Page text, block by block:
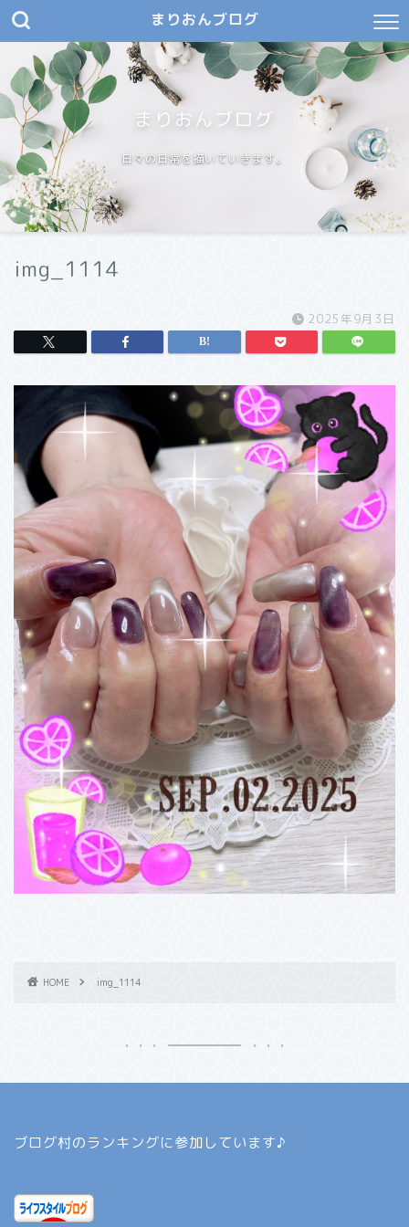
まりおんブログ
まりおんブログ
日々の日常を描いていきます。
img_1114
2025年9月3日
HOME img_1114
ブログ村のランキングに参加しています♪